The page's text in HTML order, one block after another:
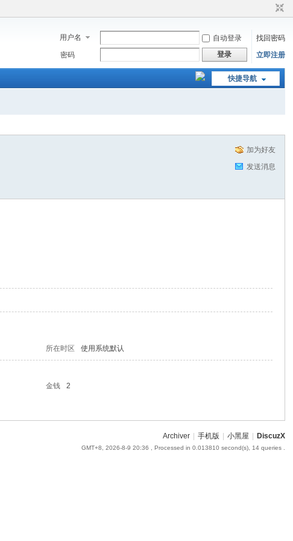
用户名 自动登录
找回密码
密码
登录 立即注册
快捷导航
加为好友
发送消息
所在时区 使用系统默认
金钱
2
Archiver 手机版 小黑屋 DiscuzX
GMT+8, 2026-8-9 20:36 , Processed in 0.013810 second(s), 14 queries .